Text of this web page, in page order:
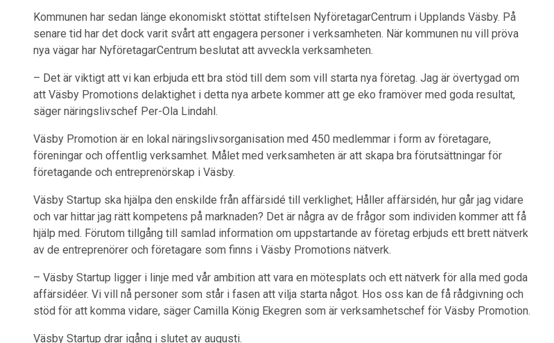
Kommunen har sedan länge ekonomiskt stöttat stiftelsen NyföretagarCentrum i Upplands Väsby. På
senare tid har det dock varit svårt att engagera personer i verksamheten. När kommunen nu vill pröva
nya vägar har NyföretagarCentrum beslutat att avveckla verksamheten.
– Det är viktigt att vi kan erbjuda ett bra stöd till dem som vill starta nya företag. Jag är övertygad om
att Väsby Promotions delaktighet i detta nya arbete kommer att ge eko framöver med goda resultat,
säger näringslivschef Per-Ola Lindahl.
Väsby Promotion är en lokal näringslivsorganisation med 450 medlemmar i form av företagare,
föreningar och offentlig verksamhet. Målet med verksamheten är att skapa bra förutsättningar för
företagande och entreprenörskap i Väsby.
Väsby Startup ska hjälpa den enskilde från affärsidé till verklighet; Håller affärsidén, hur går jag vidare
och var hittar jag rätt kompetens på marknaden? Det är några av de frågor som individen kommer att få
hjälp med. Förutom tillgång till samlad information om uppstartande av företag erbjuds ett brett nätverk
av de entreprenörer och företagare som finns i Väsby Promotions nätverk.
– Väsby Startup ligger i linje med vår ambition att vara en mötesplats och ett nätverk för alla med goda
affärsidéer. Vi vill nå personer som står i fasen att vilja starta något. Hos oss kan de få rådgivning och
stöd för att komma vidare, säger Camilla König Ekegren som är verksamhetschef för Väsby Promotion.
Väsby Startup drar igång i slutet av augusti.